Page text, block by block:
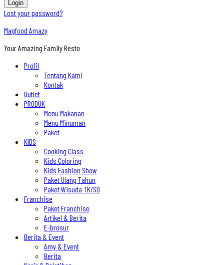
Login
Lost your password?
Magfood Amazy
Your Amazing Family Resto
Profil
Tentang Kami
Kontak
Outlet
PRODUK
Menu Makanan
Menu Minuman
Paket
KIDS
Cooking Class
Kids Coloring
Kids Fashion Show
Paket Ulang Tahun
Paket Wisuda TK/SD
Franchise
Paket Franchise
Artikel & Berita
E-brosur
Berita & Event
Amy & Event
Berita